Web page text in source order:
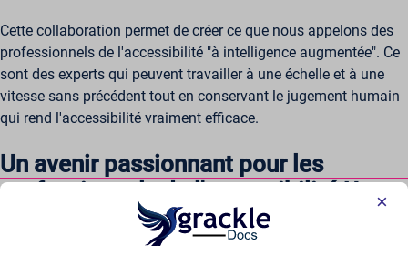
Cette collaboration permet de créer ce que nous appelons des
professionnels de l'accessibilité "à intelligence augmentée". Ce
sont des experts qui peuvent travailler à une échelle et à une
vitesse sans précédent tout en conservant le jugement humain
qui rend l'accessibilité vraiment efficace.
Un avenir passionnant pour les
professionnels de l'accessibilité Un
avenir passionnant pour les
professionnels de l'accessibilité
×